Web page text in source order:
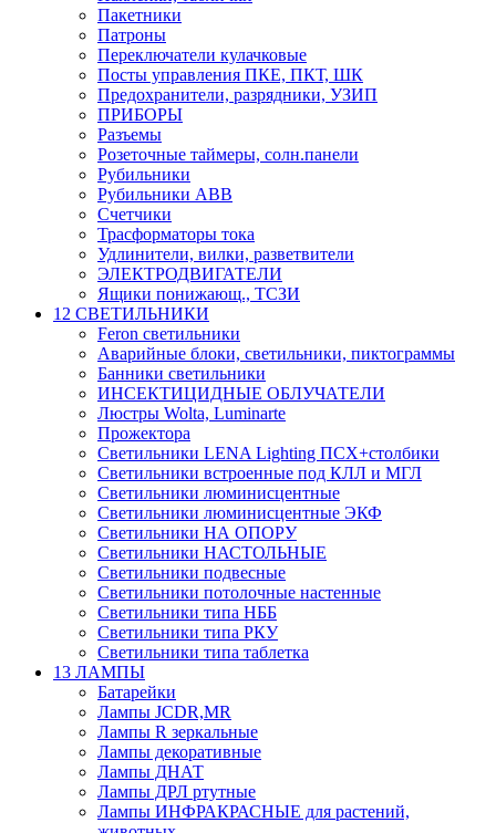
Пакетники
Патроны
Переключатели кулачковые
Посты управления ПКЕ, ПКТ, ШК
Предохранители, разрядники, УЗИП
ПРИБОРЫ
Разъемы
Розеточные таймеры, солн.панели
Рубильники
Рубильники ABB
Счетчики
Трасформаторы тока
Удлинители, вилки, разветвители
ЭЛЕКТРОДВИГАТЕЛИ
Ящики понижающ., ТСЗИ
12 СВЕТИЛЬНИКИ
Feron светильники
Аварийные блоки, светильники, пиктограммы
Банники светильники
ИНСЕКТИЦИДНЫЕ ОБЛУЧАТЕЛИ
Люстры Wolta, Luminarte
Прожектора
Светильники LENA Lighting ПСХ+столбики
Светильники встроенные под КЛЛ и МГЛ
Светильники люминисцентные
Светильники люминисцентные ЭКФ
Светильники НА ОПОРУ
Светильники НАСТОЛЬНЫЕ
Светильники подвесные
Светильники потолочные настенные
Светильники типа НББ
Светильники типа РКУ
Светильники типа таблетка
13 ЛАМПЫ
Батарейки
Лампы JCDR,MR
Лампы R зеркальные
Лампы декоративные
Лампы ДНАТ
Лампы ДРЛ ртутные
Лампы ИНФРАКРАСНЫЕ для растений,